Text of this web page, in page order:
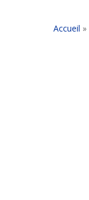
Accueil »